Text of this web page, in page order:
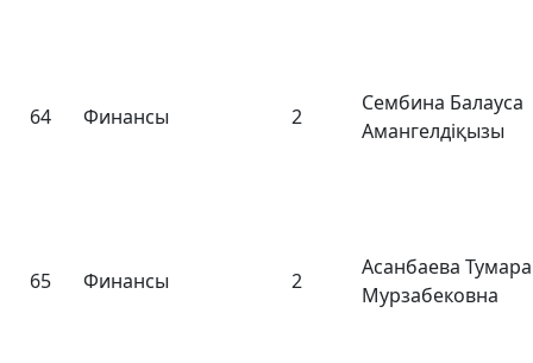
64 Финансы 2
Сембина Балауса
Амангелдіқызы
65 Финансы 2
Асанбаева Тумара
Мурзабековна